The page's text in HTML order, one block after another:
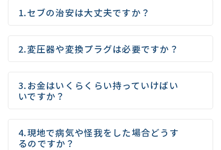
1.セブの治安は大丈夫ですか？
2.変圧器や変換プラグは必要ですか？
3.お金はいくらくらい持っていけばい
いですか？
4.現地で病気や怪我をした場合どうす
るのですか？